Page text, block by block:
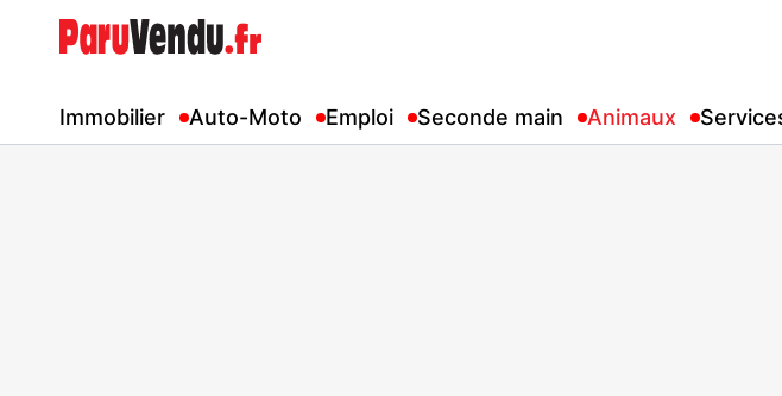
Immobilier Auto-Moto Emploi Seconde main Animaux